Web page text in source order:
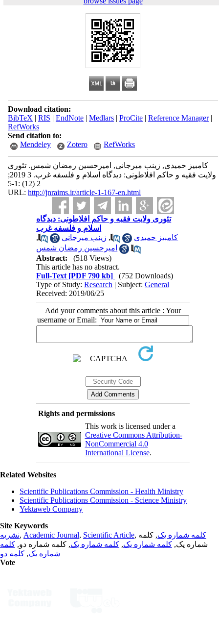
Download citation:
BibTeX | RIS | EndNote| Medlars| ProCite| Reference Manager|
RefWorks
Send citation to:
Mendeley
Zotero RefWorks
کامبیز حمیدی, زینب میرجانی, امیرحسین رمضان شمس. تئوری
ولایت فقیه و حاکم افلاطونی: دیدگاه اسلام و فلسفه غرب. 3 2019;
2 (12) :1-5
URL: http://jnraims.ir/article-1-167-en.html
تئوری ولایت فقیه و حاکم افلاطونی: دیدگاه
اسلام و فلسفه غرب
کامبیز حمیدی
, زینب میرجانی
,
امیرحسین رمضان شمس
Abstract:
(518 Views)
This article has no abstract.
Full-Text [PDF 790 kb]
(752 Downloads)
Type of Study:Research | Subject:General
Received: 2019/06/25
Add your comments about this article : Your
username or Email:
Rights and permissions
This work is licensed under a
Creative Commons Attribution-
NonCommercial 4.0
International License.
Related Websites
Scientific Publications Commission - Health Ministry
Scientific Publications Commission - Science Ministry
Yektaweb Company
Site Keywords
نشریه, Academic Journal, Scientific Article, کلمه شماره یک, کلمه
شماره یک, کلمه شماره یک, کلمه شماره یک, کلمه شماره دو, کلمه
شماره یک, کلمه دو
Vote